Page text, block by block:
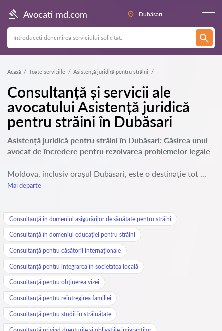
Avocati-md.com Dubăsari
Acasă Toate serviciile Asistență juridică pentru străini
Consultanță și servicii ale
avocatului Asistență juridică
pentru străini în Dubăsari
Asistență juridică pentru străini în Dubăsari: Găsirea unui
avocat de încredere pentru rezolvarea problemelor legale
Moldova, inclusiv orașul Dubăsari, este o destinație tot ...
Mai departe
Consultanță în domeniul asigurărilor de sănătate pentru străini
Consultanță în domeniul educației pentru străini
Consultanță pentru căsătorii internaționale
Consultanță pentru integrarea în societatea locală
Consultanță pentru obținerea vizei
Consultanță pentru reîntregirea familiei
Consultanță pentru studii în străinătate